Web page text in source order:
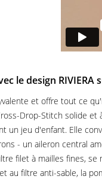
le design RIVIERA
et offre tout ce
Drop-Stitch solide
un jeu d'enfant. Elle
- un aileron central
filet à mailles fines,
au filtre anti-sable, la